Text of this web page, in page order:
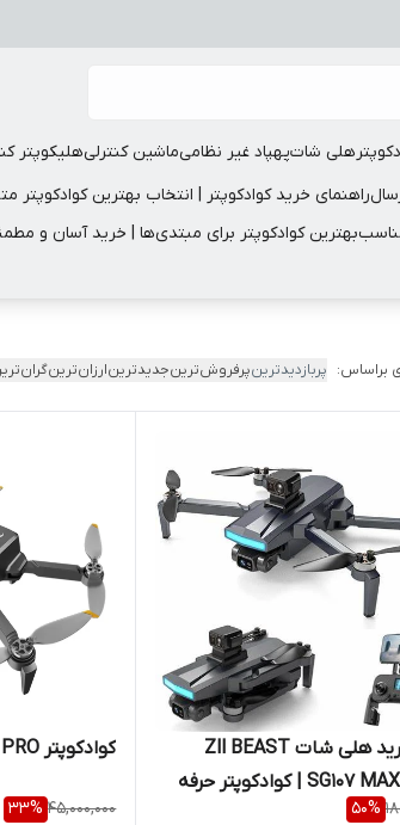
هلی شاتپهپاد غیر نظامیماشین کنترلیهلیکوپتر
راهنمای خرید کوادکوپتر | انتخاب بهترین کوادکوپتر
بهترین کوادکوپتر برای مبتدی‌ها | خرید آسان و
براساس: پربازدیدترینپرفروش‌ترینجدیدترینارزان‌ترین
🚁🔥 خرید هلی شات Zll BEAST
SG107 MAX 2 2026 | کوادکوپتر حرفه
50%
کوادکوپتر SG103 PRO
45,000,000
33%